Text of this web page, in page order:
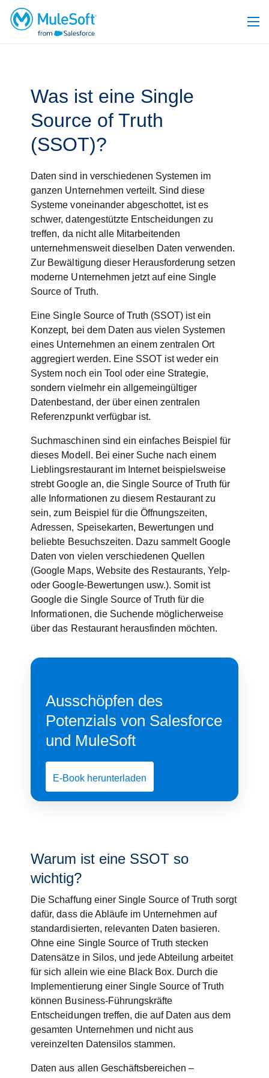
Was ist eine Single
Source of Truth
(SSOT)?
Daten sind in verschiedenen Systemen im
ganzen Unternehmen verteilt. Sind diese
Systeme voneinander abgeschottet, ist es
schwer, datengestützte Entscheidungen zu
treffen, da nicht alle Mitarbeitenden
unternehmensweit dieselben Daten verwenden.
Zur Bewältigung dieser Herausforderung setzen
moderne Unternehmen jetzt auf eine Single
Source of Truth.
Eine Single Source of Truth (SSOT) ist ein
Konzept, bei dem Daten aus vielen Systemen
eines Unternehmen an einem zentralen Ort
aggregiert werden. Eine SSOT ist weder ein
System noch ein Tool oder eine Strategie,
sondern vielmehr ein allgemeingültiger
Datenbestand, der über einen zentralen
Referenzpunkt verfügbar ist.
Suchmaschinen sind ein einfaches Beispiel für
dieses Modell. Bei einer Suche nach einem
Lieblingsrestaurant im Internet beispielsweise
strebt Google an, die Single Source of Truth für
alle Informationen zu diesem Restaurant zu
sein, zum Beispiel für die Öffnungszeiten,
Adressen, Speisekarten, Bewertungen und
beliebte Besuchszeiten. Dazu sammelt Google
Daten von vielen verschiedenen Quellen
(Google Maps, Website des Restaurants, Yelp-
oder Google-Bewertungen usw.). Somit ist
Google die Single Source of Truth für die
Informationen, die Suchende möglicherweise
über das Restaurant herausfinden möchten.
Ausschöpfen des
Potenzials von Salesforce
und MuleSoft
E-Book herunterladen
Warum ist eine SSOT so
wichtig?
Die Schaffung einer Single Source of Truth sorgt
dafür, dass die Abläufe im Unternehmen auf
standardisierten, relevanten Daten basieren.
Ohne eine Single Source of Truth stecken
Datensätze in Silos, und jede Abteilung arbeitet
für sich allein wie eine Black Box. Durch die
Implementierung einer Single Source of Truth
können Business-Führungskräfte
Entscheidungen treffen, die auf Daten aus dem
gesamten Unternehmen und nicht aus
vereinzelten Datensilos stammen.
Daten aus allen Geschäftsbereichen –